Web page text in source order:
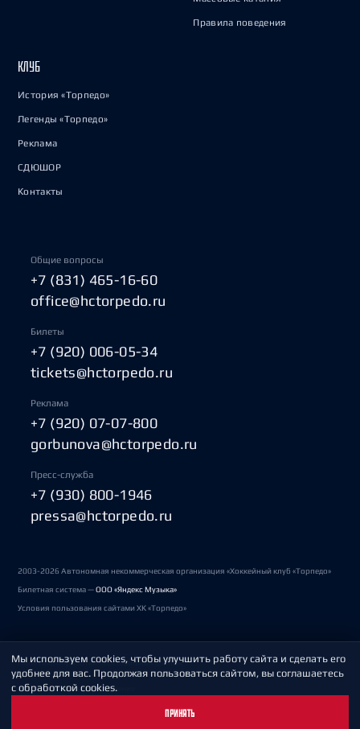
Правила поведения
КЛУБ
История «Торпедо»
Легенды «Торпедо»
Реклама
СДЮШОР
Контакты
Общие вопросы
+7 (831) 465-16-60
office@hctorpedo.ru
Билеты
+7 (920) 006-05-34
tickets@hctorpedo.ru
Реклама
+7 (920) 07-07-800
gorbunova@hctorpedo.ru
Пресс-служба
+7 (930) 800-1946
pressa@hctorpedo.ru
2003-2026 Автономная некоммерческая организация «Хоккейный клуб «Торпедо»
Билетная система —ООО «Яндекс Музыка»
Условия пользования сайтами ХК «Торпедо»
Политика обработки персональных данных
Пользовательское соглашение
Мы используем cookies, чтобы улучшить работу сайта и сделать его
удобнее для вас. Продолжая пользоваться сайтом, вы соглашаетесь
с обработкой cookies.
ПРИНЯТЬ